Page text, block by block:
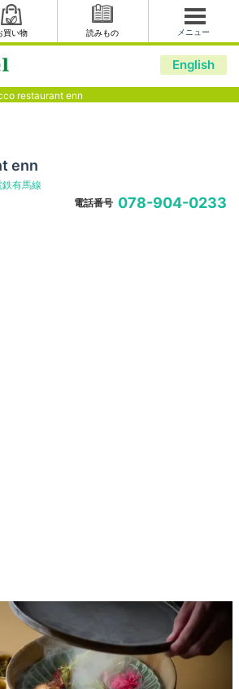
買い物 読みもの メニュー
English
restaurant enn
enn
有馬線
電話番号 078-904-0233